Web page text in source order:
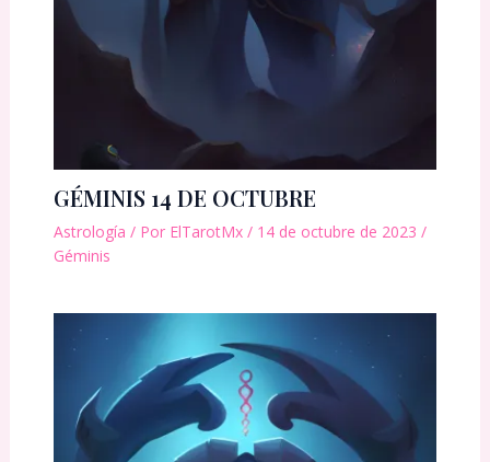
GÉMINIS 14 DE OCTUBRE
Astrología / Por ElTarotMx / 14 de octubre de 2023 /
Géminis